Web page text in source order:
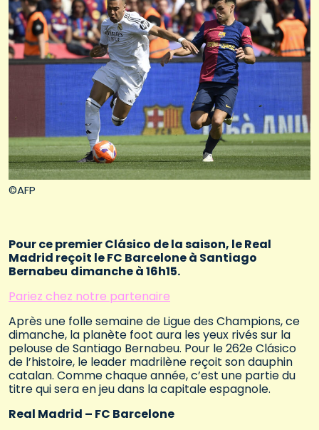
©AFP
Pour ce premier Clásico de la saison, le Real
Madrid reçoit le FC Barcelone à Santiago
Bernabeu dimanche à 16h15.
Pariez chez notre partenaire
Après une folle semaine de Ligue des Champions, ce
dimanche, la planète foot aura les yeux rivés sur la
pelouse de Santiago Bernabeu. Pour le 262e Clásico
de l’histoire, le leader madrilène reçoit son dauphin
catalan. Comme chaque année, c’est une partie du
titre qui sera en jeu dans la capitale espagnole.
Real Madrid – FC Barcelone